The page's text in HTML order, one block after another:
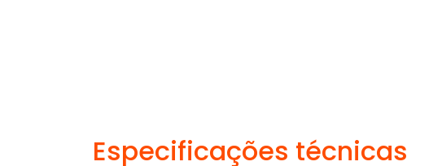
Especificações técnicas